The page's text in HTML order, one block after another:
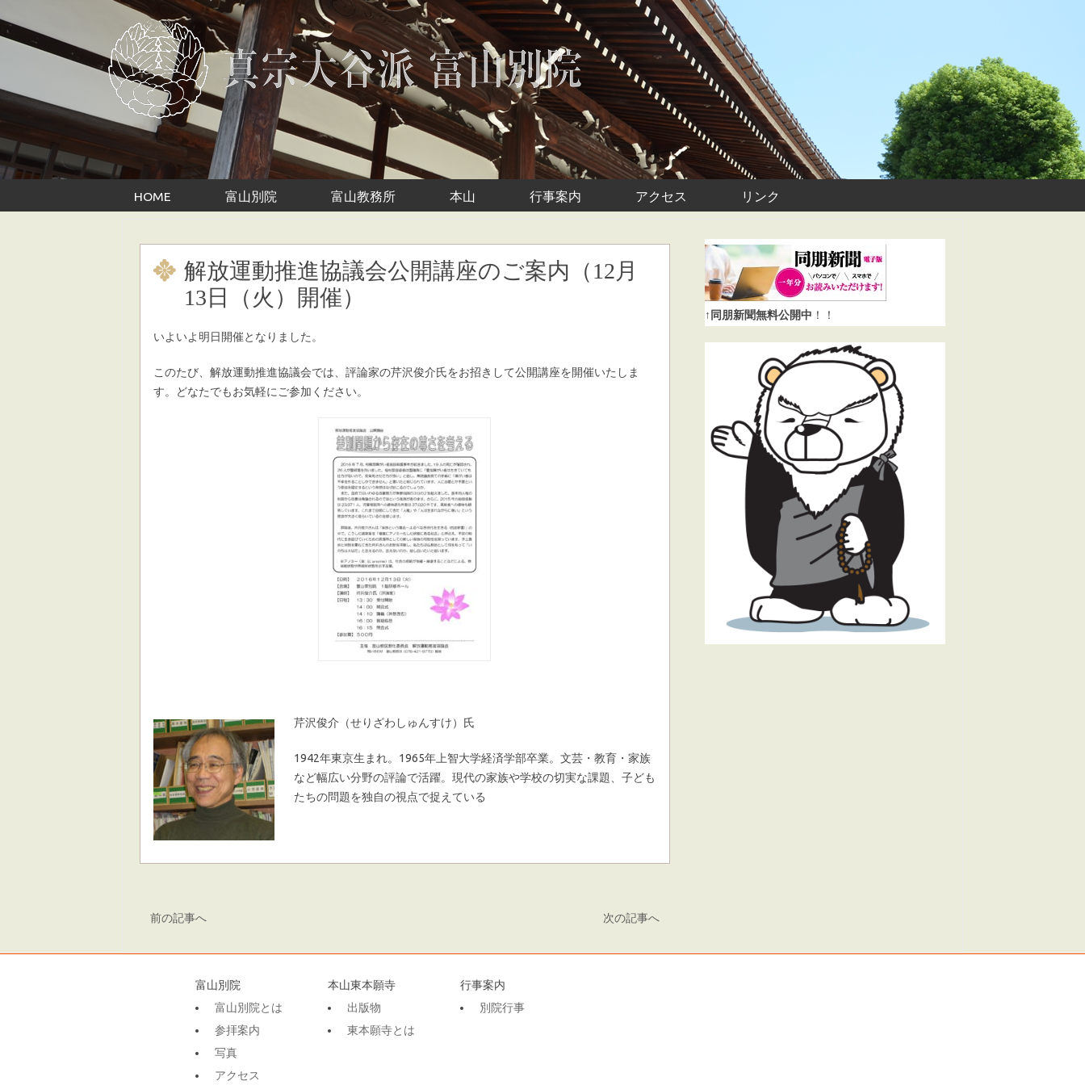
HOME 富山別院 富山教務所 本山 行事案内 アクセス リンク
解放運動推進協議会公開講座のご案内（12月
13日（火）開催）
いよいよ明日開催となりました。
このたび、解放運動推進協議会では、評論家の芹沢俊介氏をお招きして公開講座を開催いたしま
す。どなたでもお気軽にご参加ください。
芹沢俊介（せりざわしゅんすけ）氏
1942年東京生まれ。1965年上智大学経済学部卒業。文芸・教育・家族
など幅広い分野の評論で活躍。現代の家族や学校の切実な課題、子ども
たちの問題を独自の視点で捉えている
前の記事へ 次の記事へ
↑同朋新聞無料公開中 ！！
富山別院
富山別院とは
参拝案内
写真
アクセス
本山東本願寺
出版物
東本願寺とは
行事案内
別院行事